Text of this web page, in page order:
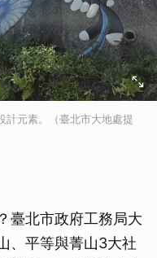
計元素。（臺北市大地處提
臺北市政府工務局大
、平等與菁山3大社